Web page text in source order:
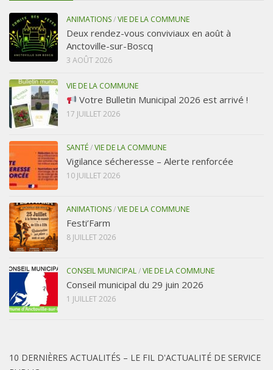
ANIMATIONS/VIE DE LA COMMUNE
Deux rendez-vous conviviaux en août à
Anctoville-sur-Boscq
3 AOÛT 2026
VIE DE LA COMMUNE
Votre Bulletin Municipal 2026 est arrivé !
17 JUILLET 2026
SANTÉ/VIE DE LA COMMUNE
Vigilance sécheresse – Alerte renforcée
10 JUILLET 2026
ANIMATIONS/VIE DE LA COMMUNE
Festi’Farm
8 JUILLET 2026
CONSEIL MUNICIPAL/VIE DE LA COMMUNE
Conseil municipal du 29 juin 2026
1 JUILLET 2026
10 DERNIÈRES ACTUALITÉS – LE FIL D'ACTUALITÉ DE SERVICE